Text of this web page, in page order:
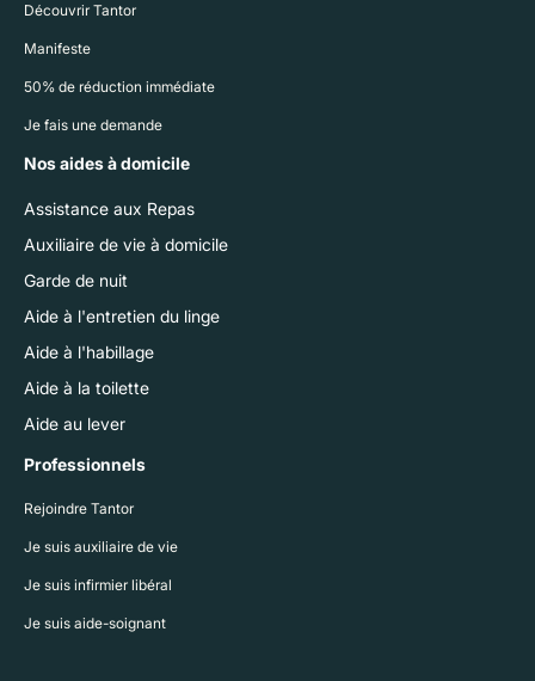
Découvrir Tantor
Manifeste
50% de réduction immédiate
Je fais une demande
Nos aides à domicile
Assistance aux Repas
Auxiliaire de vie à domicile
Garde de nuit
Aide à l'entretien du linge
Aide à l'habillage
Aide à la toilette
Aide au lever
Professionnels
Rejoindre Tantor
Je suis auxiliaire de vie
Je suis infirmier libéral
Je suis aide-soignant